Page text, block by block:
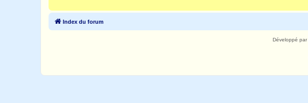
Index du forum
Développé par